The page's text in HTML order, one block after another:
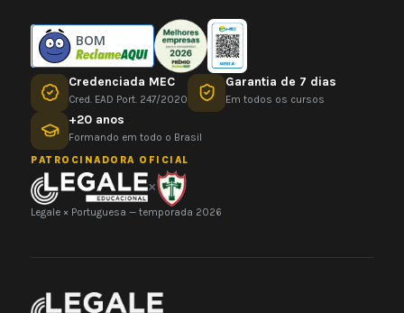
BOM
Credenciada MEC
Cred. EAD Port. 247/2020
Garantia de 7 dias
Em todos os cursos
+20 anos
Formando em todo o Brasil
PATROCINADORA OFICIAL
×
Legale × Portuguesa — temporada 2026